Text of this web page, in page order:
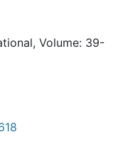
Volume: 39-